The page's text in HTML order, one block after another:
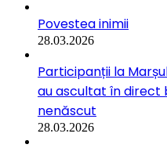
Povestea inimii
28.03.2026
Participanții la
au ascultat în direct
nenăscut
28.03.2026